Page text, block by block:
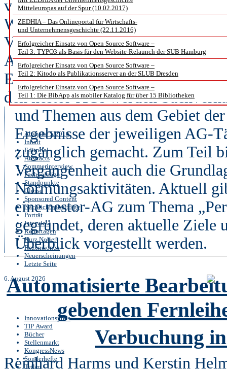
Mitteleuropas auf der Spur (10.02.2017)
ZEDHIA – Das Onlineportal für Wirtschafts-
und Unternehmensgeschichte (22.11.2016)
Erfolgreicher Einsatz von Open Source Software –
Teil 3: TYPO3 als Basis für den Website-Relaunch der SUB Hamburg
Erfolgreicher Einsatz von Open Source Software –
Teil 2: Kitodo als Publikationsserver an der SLUB Dresden
Erfolgreicher Einsatz von Open Source Software –
Teil 1: Die BibApp als mobiler Katalog für über 15 Bibliotheken
Ausgabe 5/2016
Inhalt
Editorial
Abstracts
Sommerinterview
Fachbeiträge
Standpunkte
Glosse
Sponsored Content
Nachrichtenbeiträge
Porträt
Interview
Reportagen
Kurz Notiert
Rezensionen
Neuerscheinungen
Letzte Seite
6. August 2026
Innovationspreis
TIP Award
Bücher
Stellenmarkt
KongressNews
Sonderhefte
Teilen
veranstaltungen sowie auf
Weiterbildung zum Thema
Verfügung. Neue Themenfelder
Arbeitsgruppen (AGs)
Experten sowie weitere
den nestor-AGs werden
und Themen aus dem Gebiet
Ergebnisse der jeweiligen AG-
zugänglich gemacht. Zum Teil
Vergangenheit auch die
Normungsaktivitäten. Aktuell
eine nestor-AG zum Thema
gegründet, deren aktuelle Ziele
Überblick vorgestellt werden.
Automatisierte
gebenden
Verbuchung
Reinhard Harms und Kerstin